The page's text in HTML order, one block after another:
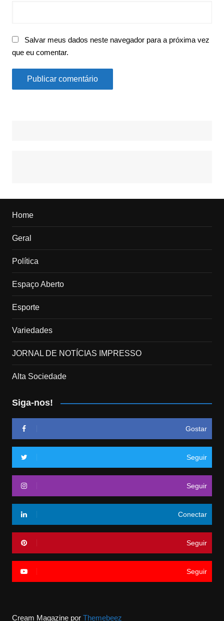
Salvar meus dados neste navegador para a próxima vez
que eu comentar.
Home
Geral
Política
Espaço Aberto
Esporte
Variedades
JORNAL DE NOTÍCIAS IMPRESSO
Alta Sociedade
Siga-nos!
Gostar
Seguir
Seguir
Conectar
Seguir
Seguir
Cream Magazine por Themebeez